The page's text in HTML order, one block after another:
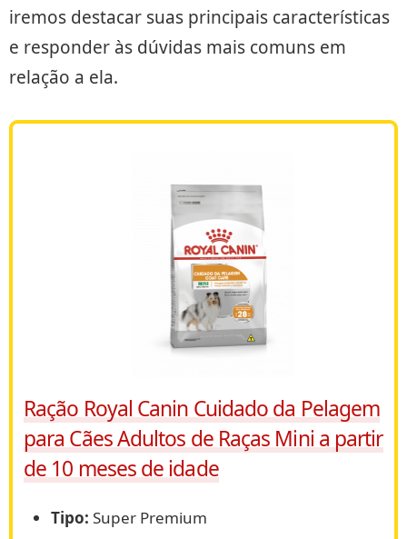
iremos destacar suas principais características
e responder às dúvidas mais comuns em
relação a ela.
Ração Royal Canin Cuidado da Pelagem
para Cães Adultos de Raças Mini a partir
de 10 meses de idade
Tipo: Super Premium